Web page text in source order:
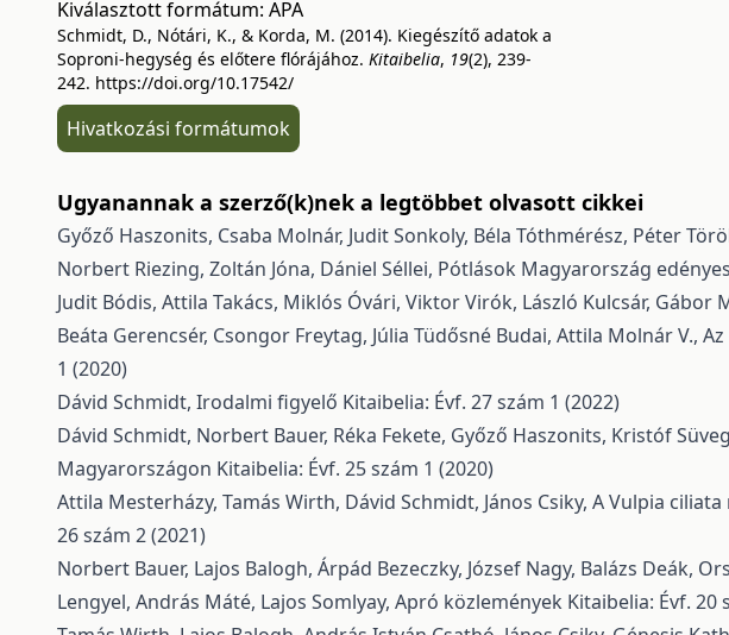
Kiválasztott formátum: APA
Schmidt, D., Nótári, K., & Korda, M. (2014). Kiegészítő adatok a
Soproni-hegység és előtere flórájához. Kitaibelia, 19(2), 239-
242. https://doi.org/10.17542/
Hivatkozási formátumok
Ugyanannak a szerző(k)nek a legtöbbet olvasott cikkei
Győző Haszonits, Csaba Molnár, Judit Sonkoly, Béla Tóthmérész, Péter
Norbert Riezing, Zoltán Jóna, Dániel Séllei, Pótlások Magyarország
Judit Bódis, Attila Takács, Miklós Óvári, Viktor Virók, László Kulcsár,
Beáta Gerencsér, Csongor Freytag, Júlia Tüdősné Budai, Attila Molnár V.,
1 (2020)
Dávid Schmidt, Irodalmi figyelő Kitaibelia: Évf. 27 szám 1 (2022)
Dávid Schmidt, Norbert Bauer, Réka Fekete, Győző Haszonits, Kristóf
Magyarországon Kitaibelia: Évf. 25 szám 1 (2020)
Attila Mesterházy, Tamás Wirth, Dávid Schmidt, János Csiky, A Vulpia
26 szám 2 (2021)
Norbert Bauer, Lajos Balogh, Árpád Bezeczky, József Nagy, Balázs Deák,
Lengyel, András Máté, Lajos Somlyay, Apró közlemények Kitaibelia: Évf. 20